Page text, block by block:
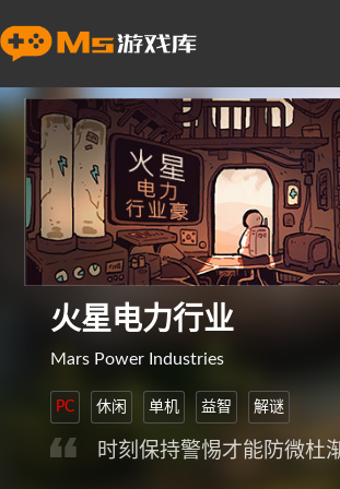
火星电力行业
Mars Power Industries
PC 休闲 单机 益智 解谜
时刻保持警惕才能防微杜